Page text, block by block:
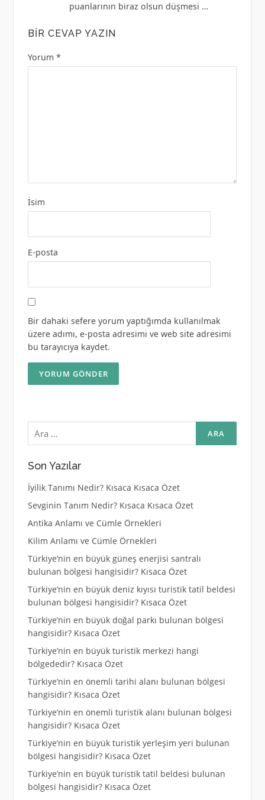
puanlarının biraz olsun düşmesi …
BIR CEVAP YAZIN
Yorum *
İsim
E-posta
Bir dahaki sefere yorum yaptığımda kullanılmak
üzere adımı, e-posta adresimi ve web site adresimi
bu tarayıcıya kaydet.
Arama:
Son Yazılar
İyilik Tanımı Nedir? Kısaca Kısaca Özet
Sevginin Tanım Nedir? Kısaca Kısaca Özet
Antika Anlamı ve Cümle Örnekleri
Kilim Anlamı ve Cümle Örnekleri
Türkiye’nin en büyük güneş enerjisi santralı
bulunan bölgesi hangisidir? Kısaca Özet
Türkiye’nin en büyük deniz kıyısı turistik tatil beldesi
bulunan bölgesi hangisidir? Kısaca Özet
Türkiye’nin en büyük doğal parkı bulunan bölgesi
hangisidir? Kısaca Özet
Türkiye’nin en büyük turistik merkezi hangi
bölgededir? Kısaca Özet
Türkiye’nin en önemli tarihi alanı bulunan bölgesi
hangisidir? Kısaca Özet
Türkiye’nin en önemli turistik alanı bulunan bölgesi
hangisidir? Kısaca Özet
Türkiye’nin en büyük turistik yerleşim yeri bulunan
bölgesi hangisidir? Kısaca Özet
Türkiye’nin en büyük turistik tatil beldesi bulunan
bölgesi hangisidir? Kısaca Özet